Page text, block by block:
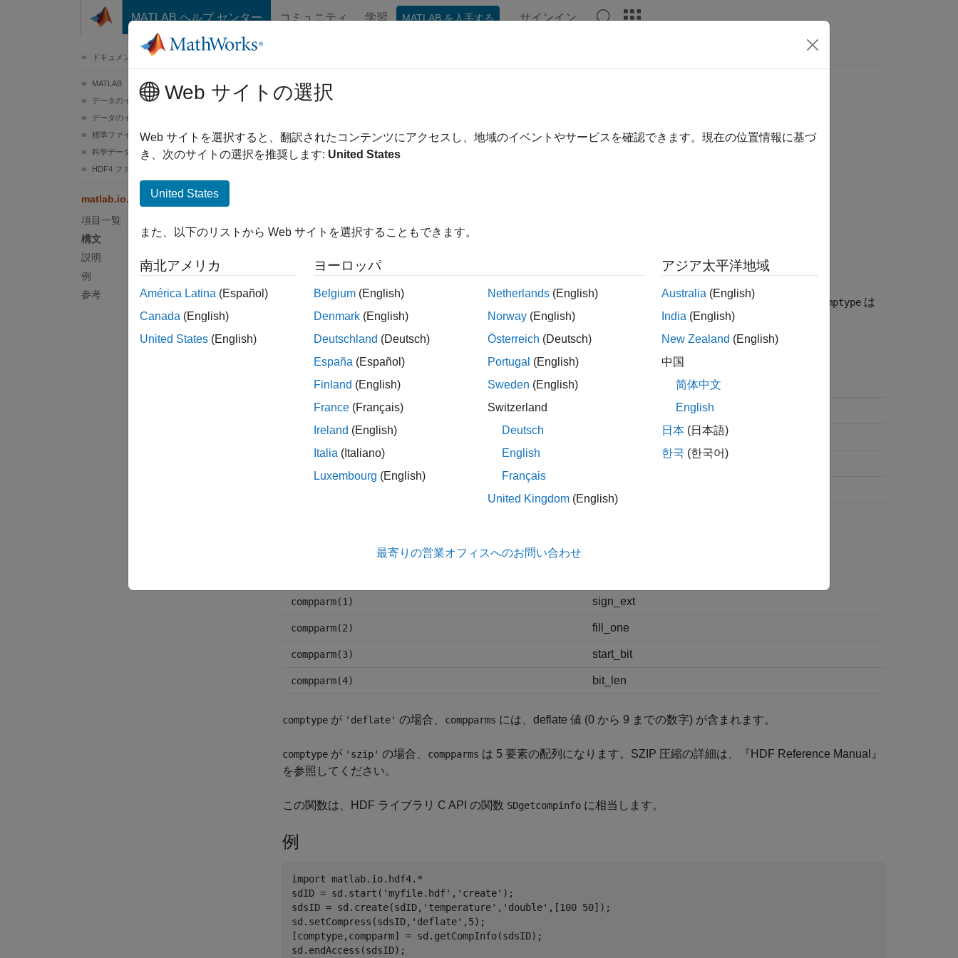
コンテンツへスキップ
MATLAB ヘルプ センター コミュニティ 学習 MATLAB を入手する サインイン
ドキュメンテーションのホーム
MATLAB
データのインポートと解析
データのインポートとエクスポート
標準ファイル形式
科学データ
HDF4 ファイル
matlab.io.hdf4.sd.getCompInfo
項目一覧
構文
説明
例
参考
matlab.io.hdf4.sd.getCompInfo
名前空間:matlab.io.hdf4.sd
[comptype,compparms] = getCompType(sdsID)
説明
[comptype,compparms] = getCompType(sdsID) は、データセットの圧縮タイプと圧縮情報を取得します。 comptype は
次の値のいずれかになります。
'none'
'rle'
'nbit'
'skphuff' スキッピング ハフマン圧縮
の場合、 は 4 要素の配列になります。
compparm(1) sign_ext
compparm(2) fill_one
compparm(3) start_bit
compparm(4) bit_len
comptype が 'deflate' の場合、 compparms には、deflate 値 (0 から 9 までの数字) が含まれます。
comptype が 'szip' の場合、 compparms は 5 要素の配列になります。SZIP 圧縮の詳細は、『HDF Reference Manual』
を参照してください。
この関数は、HDF ライブラリ C API の関数 SDgetcompinfo に相当します。
例
import matlab.io.hdf4.*
sdID = sd.start( 'myfile.hdf' , 'create' );
sdsID = sd.create(sdID, 'temperature' , 'double' ,[100 50]);
sd.setCompress(sdsID, 'deflate' ,5);
[comptype,compparm] = sd.getCompInfo(sdsID);
sd.endAccess(sdsID);
Web サイトの選択
Web サイトを選択すると、翻訳されたコンテンツにアクセスし、地域のイベントやサービスを確認できます。現在の位置情報に基づ
き、次のサイトの選択を推奨します: United States
United States
また、以下のリストから Web サイトを選択することもできます。
南北アメリカ
América Latina (Español)
Canada (English)
United States (English)
ヨーロッパ
Belgium (English)
Denmark (English)
Deutschland (Deutsch)
España (Español)
Finland (English)
France (Français)
Ireland (English)
Italia (Italiano)
Luxembourg (English)
Netherlands (English)
Norway (English)
Österreich (Deutsch)
Portugal (English)
Sweden (English)
Switzerland
Deutsch
English
Français
United Kingdom (English)
アジア太平洋地域
Australia (English)
India (English)
New Zealand (English)
中国
简体中文
English
日本 (日本語)
한국 (한국어)
最寄りの営業オフィスへのお問い合わせ